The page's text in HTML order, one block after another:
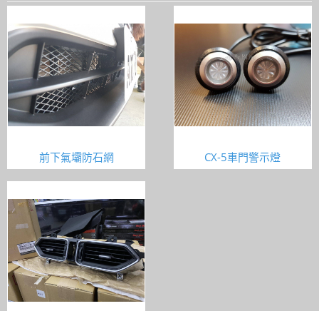
前下氣壩防石網 CX-5車門警示燈